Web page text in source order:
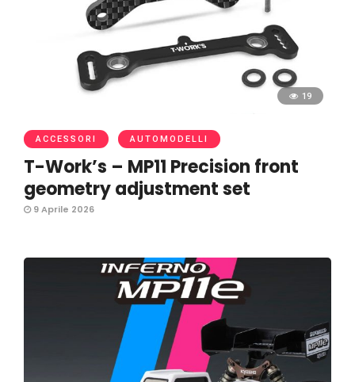
19
ACCESSORI AUTOMODELLI
T-Work’s – MP11 Precision front
geometry adjustment set
9 Aprile 2026